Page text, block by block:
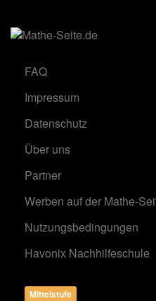
FAQ
Impressum
Datenschutz
Über uns
Partner
Werben auf der Mathe-
Nutzungsbedingungen
Havonix Nachhilfeschule
Mittelstufe